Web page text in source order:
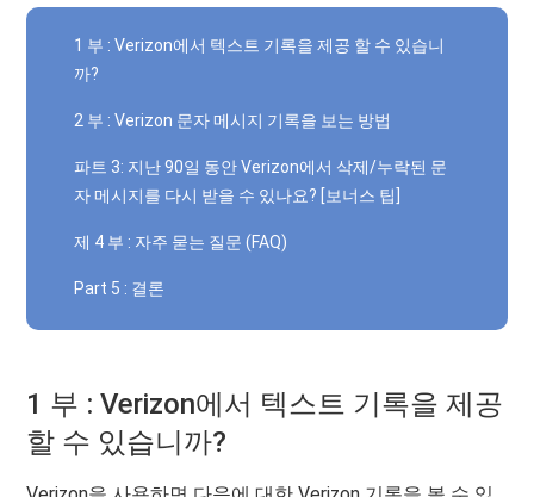
1 부 : Verizon에서 텍스트 기록을 제공 할 수 있습니
까?
2 부 : Verizon 문자 메시지 기록을 보는 방법
파트 3: 지난 90일 동안 Verizon에서 삭제/누락된 문
자 메시지를 다시 받을 수 있나요? [보너스 팁]
제 4 부 : 자주 묻는 질문 (FAQ)
Part 5 : 결론
1 부 : Verizon에서 텍스트 기록을 제공
할 수 있습니까?